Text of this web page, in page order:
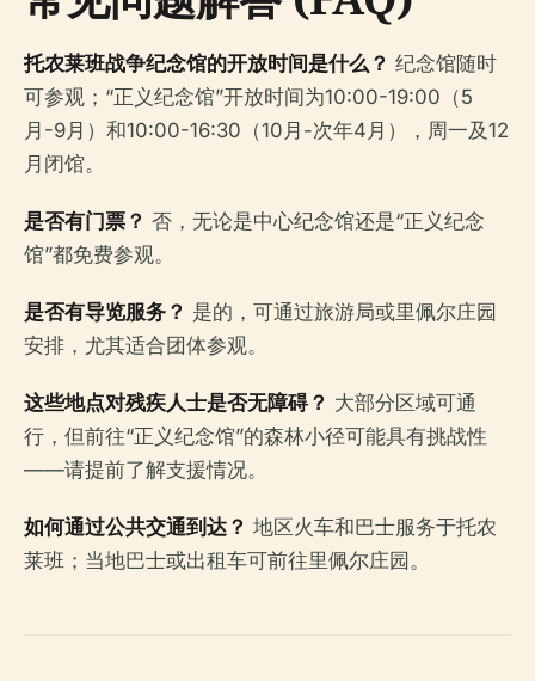
托农莱班战争纪念馆的开放时间是什么？ 纪念馆随时
可参观；“正义纪念馆”开放时间为10:00-19:00（5
月-9月）和10:00-16:30（10月-次年4月），周一及12
月闭馆。
是否有门票？ 否，无论是中心纪念馆还是“正义纪念
馆”都免费参观。
是否有导览服务？ 是的，可通过旅游局或里佩尔庄园
安排，尤其适合团体参观。
这些地点对残疾人士是否无障碍？ 大部分区域可通
行，但前往“正义纪念馆”的森林小径可能具有挑战性
——请提前了解支援情况。
如何通过公共交通到达？ 地区火车和巴士服务于托农
莱班；当地巴士或出租车可前往里佩尔庄园。